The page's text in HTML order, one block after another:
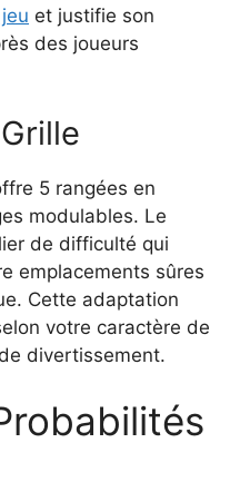
et justifie son
des joueurs
5 rangées en
modulables. Le
de difficulté qui
emplacements sûres
Cette adaptation
votre caractère de
divertissement.